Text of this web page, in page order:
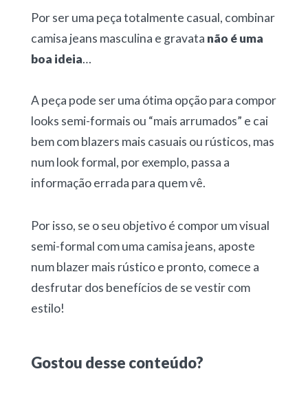
Por ser uma peça totalmente casual, combinar
camisa jeans masculina e gravata não é uma
boa ideia…
A peça pode ser uma ótima opção para compor
looks semi-formais ou “mais arrumados” e cai
bem com blazers mais casuais ou rústicos, mas
num look formal, por exemplo, passa a
informação errada para quem vê.
Por isso, se o seu objetivo é compor um visual
semi-formal com uma camisa jeans, aposte
num blazer mais rústico e pronto, comece a
desfrutar dos benefícios de se vestir com
estilo!
Gostou desse conteúdo?